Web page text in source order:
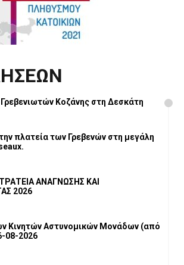
Κοζάνης στη Δεσκάτη
πλατεία των Γρεβενών στη μεγάλη
ΑΝΑΓΝΩΣΗΣ ΚΑΙ
2026
Αστυνομικών Μονάδων (από
08-2026